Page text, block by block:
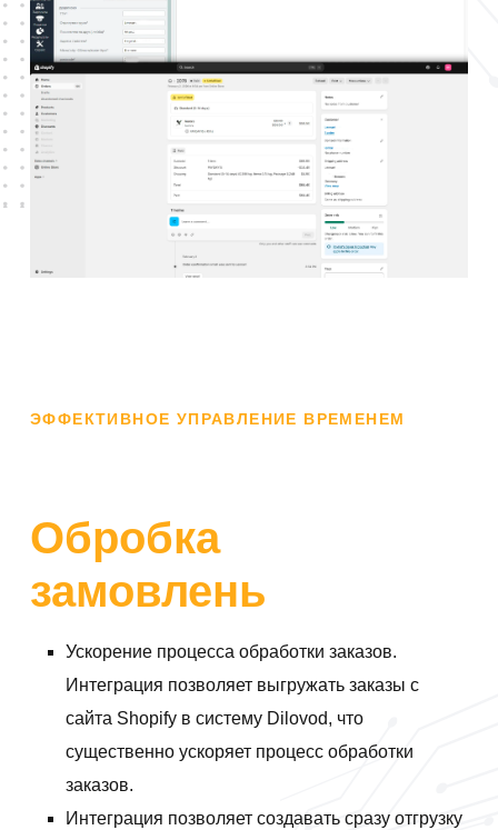
ЭФФЕКТИВНОЕ УПРАВЛЕНИЕ ВРЕМЕНЕМ
Обробка
замовлень
Ускорение процесса обработки заказов.
Интеграция позволяет выгружать заказы с
сайта Shopify в систему Dilovod, что
существенно ускоряет процесс обработки
заказов.
Интеграция позволяет создавать сразу отгрузку